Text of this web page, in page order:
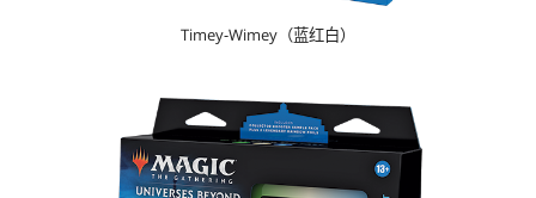
Timey-Wimey（蓝红白）